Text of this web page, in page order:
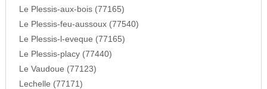
Le Plessis-aux-bois (77165)
Le Plessis-feu-aussoux (77540)
Le Plessis-l-eveque (77165)
Le Plessis-placy (77440)
Le Vaudoue (77123)
Lechelle (77171)